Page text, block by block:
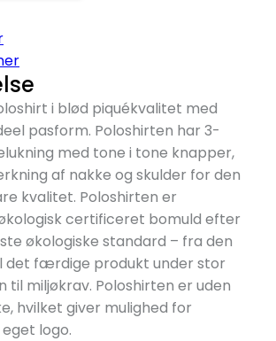
i blød piquékvalitet med
pasform. Poloshirten har 3-
med tone i tone knapper,
af nakke og skulder for den
kvalitet. Poloshirten er
certificeret bomuld efter
økologiske standard – fra den
det færdige produkt under stor
til miljøkrav. Poloshirten er uden
hvilket giver mulighed for
logo.